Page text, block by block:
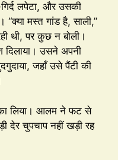
लपेटा, और उसकी
मस्त गांड है, साली,”
थी, पर कुछ न बोली।
उसने अपनी
जहाँ उसे पैंटी की
लिया। आलम ने फट से
देर चुपचाप नहीं खड़ी रह